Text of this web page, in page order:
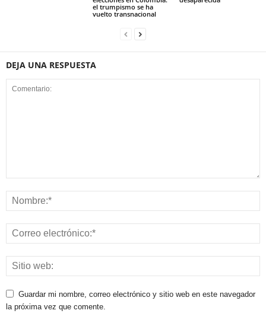
el trumpismo se ha
vuelto transnacional
DEJA UNA RESPUESTA
Guardar mi nombre, correo electrónico y sitio web en este navegador
la próxima vez que comente.